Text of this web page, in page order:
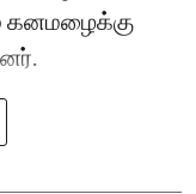
கனமழைக்கு